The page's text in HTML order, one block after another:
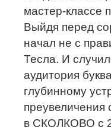
мастер-классе
Выйдя перед
начал не с
Тесла. И
аудитория
глубинному
преувеличения
в СКОЛКОВО с